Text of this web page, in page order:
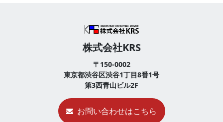
株式会社KRS
〒150-0002
東京都渋谷区渋谷1丁目8番1号
第3西青山ビル2F
お問い合わせはこちら